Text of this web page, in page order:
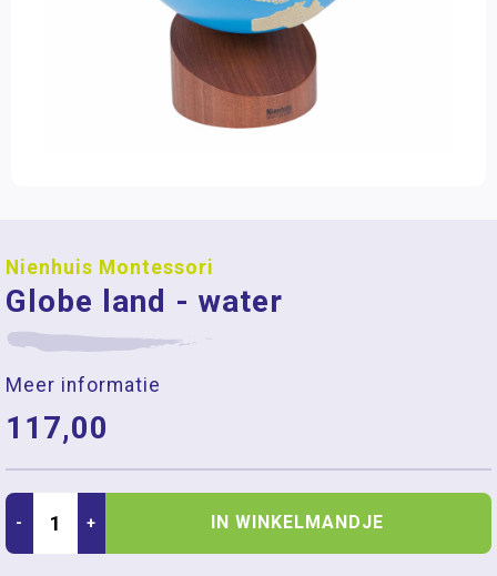
Nienhuis Montessori
Globe land - water
Meer informatie
117,00
- + IN WINKELMANDJE